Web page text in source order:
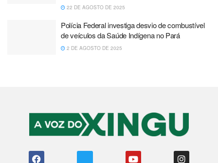
22 DE AGOSTO DE 2025
Polícia Federal investiga desvio de combustível
de veículos da Saúde Indígena no Pará
2 DE AGOSTO DE 2025